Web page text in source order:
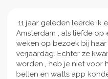
11 jaar geleden leerde ik
Amsterdam , als liefde op
weken op bezoek bij
verjaardag. Echter ze
worden , heb je niet voor
bellen en watts app